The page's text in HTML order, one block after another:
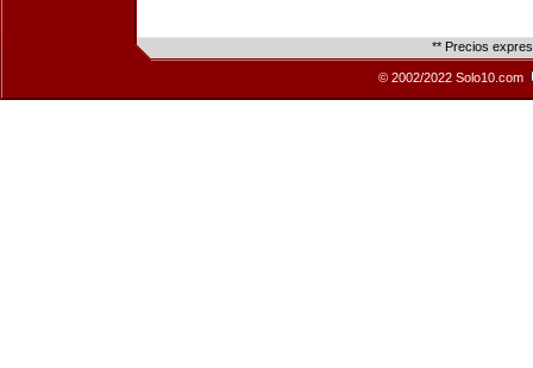
** Precios
© 2002/2022 Solo10.com